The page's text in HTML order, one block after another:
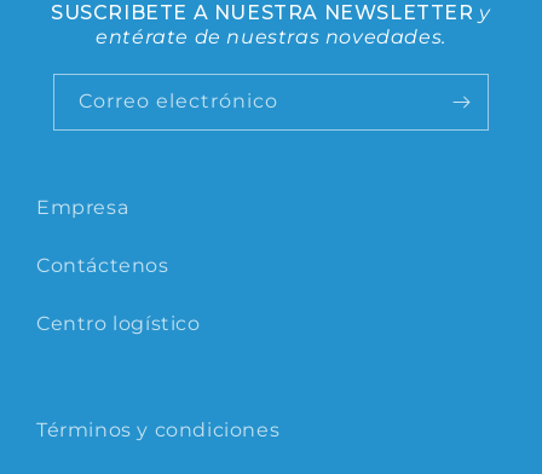
Empresa
Contáctenos
Centro logístico
Términos y condiciones
SUSCRIBETE A NUESTRA NEWSLETTER y
entérate de nuestras novedades.
Correo electrónico